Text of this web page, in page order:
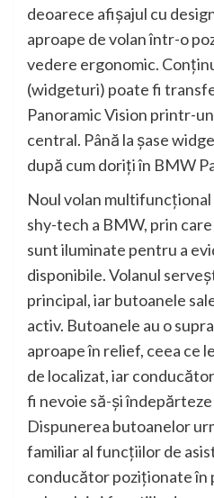
deoarece afişajul cu
aproape de volan într-o
vedere ergonomic.
(widgeturi) poate fi
Panoramic Vision printr-
central. Până la şase
după cum doriţi în BMW
Noul volan
shy-tech a BMW, prin
sunt iluminate pentru a
disponibile. Volanul
principal, iar butoanele
activ. Butoanele au o
aproape în relief, ceea ce
de localizat, iar
fi nevoie să-şi
Dispunerea butoanelor
familiar al funcţiilor de
conducător poziţionate în